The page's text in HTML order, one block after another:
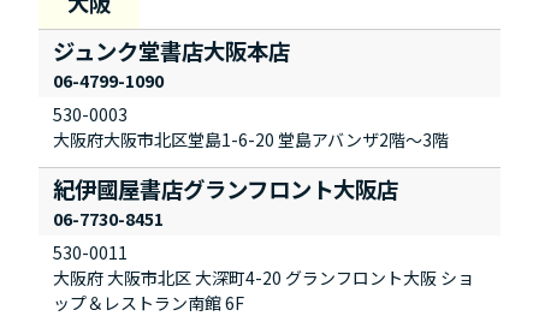
ジュンク堂書店大阪本店
530-0003
大阪府大阪市北区堂島1-6-20 堂島アバンザ2階～3階
06-4799-1090
紀伊國屋書店グランフロント大阪店
530-0011
大阪府 大阪市北区 大深町4-20 グランフロント大阪 ショ
ップ＆レストラン南館 6F
06-7730-8451